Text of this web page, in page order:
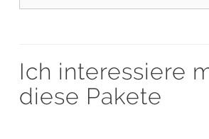
Ich interessiere
diese Pakete